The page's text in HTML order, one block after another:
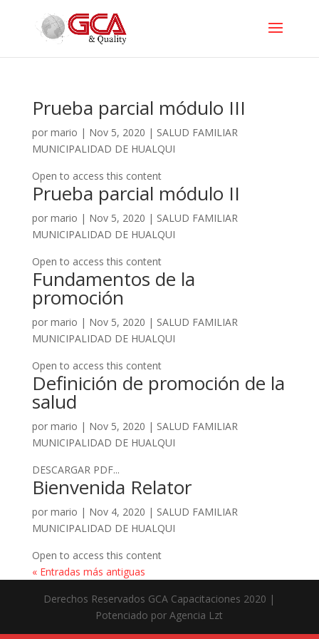
Prueba parcial módulo III
por mario | Nov 5, 2020 | SALUD FAMILIAR
MUNICIPALIDAD DE HUALQUI
Open to access this content
Prueba parcial módulo II
por mario | Nov 5, 2020 | SALUD FAMILIAR
MUNICIPALIDAD DE HUALQUI
Open to access this content
Fundamentos de la
promoción
por mario | Nov 5, 2020 | SALUD FAMILIAR
MUNICIPALIDAD DE HUALQUI
Open to access this content
Definición de promoción de la
salud
por mario | Nov 5, 2020 | SALUD FAMILIAR
MUNICIPALIDAD DE HUALQUI
DESCARGAR PDF...
Bienvenida Relator
por mario | Nov 4, 2020 | SALUD FAMILIAR
MUNICIPALIDAD DE HUALQUI
Open to access this content
« Entradas más antiguas
Derechos Reservados GCA Capacitaciones 2020 |
Potenciado por Agencia Lzt